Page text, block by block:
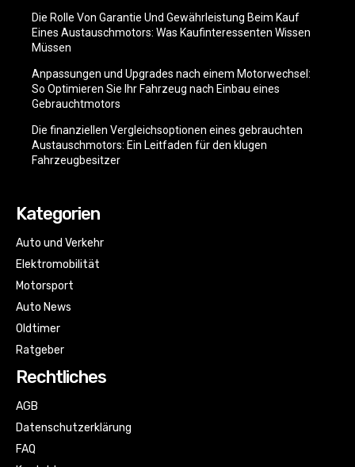
Die Rolle Von Garantie Und Gewährleistung Beim Kauf
Eines Austauschmotors: Was Kaufinteressenten Wissen
Müssen
Anpassungen und Upgrades nach einem Motorwechsel:
So Optimieren Sie Ihr Fahrzeug nach Einbau eines
Gebrauchtmotors
Die finanziellen Vergleichsoptionen eines gebrauchten
Austauschmotors: Ein Leitfaden für den klugen
Fahrzeugbesitzer
Kategorien
Auto und Verkehr
Elektromobilität
Motorsport
Auto News
Oldtimer
Ratgeber
Rechtliches
AGB
Datenschutzerklärung
FAQ